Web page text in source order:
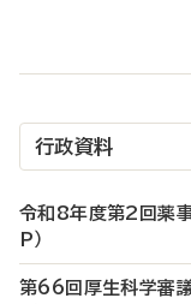
行政資料
令和8年度第2回薬
P）
第66回厚生科学審議